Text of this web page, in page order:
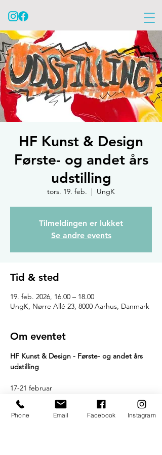
HF Kunst & Design
Første- og andet års
udstilling
tors. 19. feb.
  |
UngK
Tilmeldingen er lukket
Se andre events
Tid & sted
19. feb. 2026, 16.00 – 18.00
UngK, Nørre Allé 23, 8000 Aarhus, Danmark
Om eventet
HF Kunst & Design - Første- og andet års
udstilling
17-21 februar
Tirs: 16-18 Fernisering
Phone Email Facebook Instagram